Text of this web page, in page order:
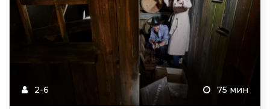
2-6 75 мин